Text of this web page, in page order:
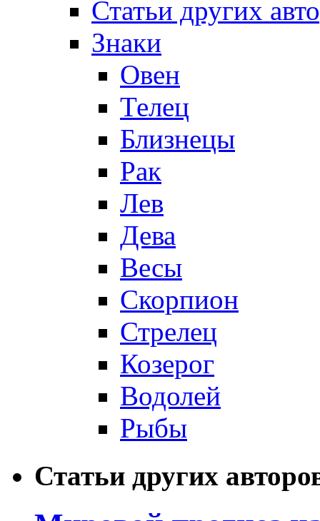
Статьи других
Знаки
Овен
Телец
Близнецы
Рак
Лев
Дева
Весы
Скорпион
Стрелец
Козерог
Водолей
Рыбы
Статьи других